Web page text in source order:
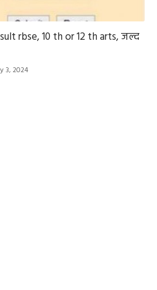
rbse, 10 th or 12 th arts, जल्द
3, 2024